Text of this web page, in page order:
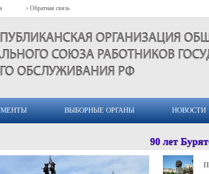
Обратная связь
ОРГАНИЗАЦИЯ
СОЮЗА РАБОТНИКОВ
ОБСЛУЖИВАНИЯ РФ
ВЫБОРНЫЕ ОРГАНЫ НОВОСТИ
90 лет
Бурятия. Образует городской округ